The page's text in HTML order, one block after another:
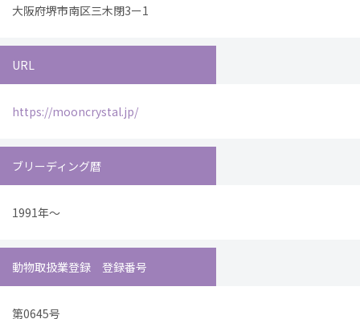
大阪府堺市南区三木閉3ー1
URL
https://mooncrystal.jp/
ブリーディング暦
1991年～
動物取扱業登録 登録番号
第0645号